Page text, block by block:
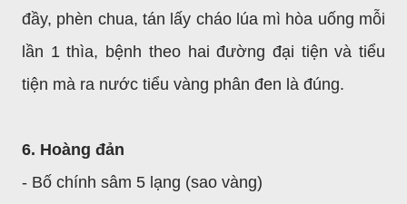
đầy, phèn chua, tán lấy cháo lúa mì hòa uống mỗi
lần 1 thìa, bệnh theo hai đường đại tiện và tiểu
tiện mà ra nước tiểu vàng phân đen là đúng.
6. Hoàng đản
- Bố chính sâm 5 lạng (sao vàng)